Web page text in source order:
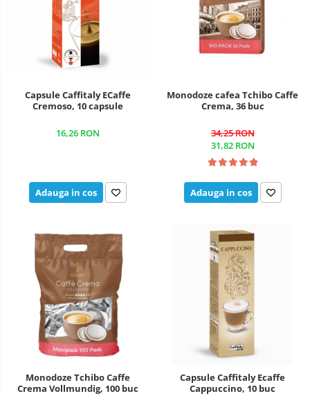
Capsule Caffitaly ECaffe
Cremoso, 10 capsule
16,26 RON
Adauga in cos
Monodoze cafea Tchibo Caffe
Crema, 36 buc
34,25 RON
31,82 RON
Adauga in cos
Monodoze Tchibo Caffe
Crema Vollmundig, 100 buc
Capsule Caffitaly Ecaffe
Cappuccino, 10 buc